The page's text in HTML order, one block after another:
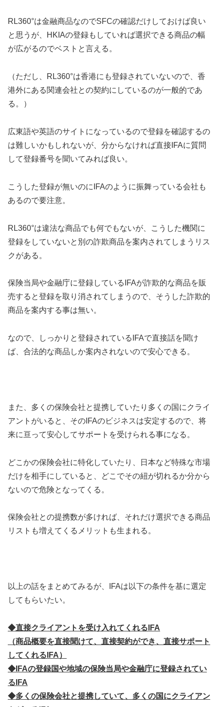
RL360°は金融商品なのでSFCの確認だけしておけば良い
と思うが、HKIAの登録もしていれば選択できる商品の幅
が広がるのでベストと言える。
（ただし、RL360°は香港にも登録されていないので、香
港外にある関連会社との契約にしているのが一般的であ
る。）
広東語や英語のサイトになっているので登録を確認するの
は難しいかもしれないが、分からなければ直接IFAに質問
して登録番号を聞いてみれば良い。
こうした登録が無いのにIFAのように振舞っている会社も
あるので要注意。
RL360°は違法な商品でも何でもないが、こうした機関に
登録をしていないと別の詐欺商品を案内されてしまうリス
クがある。
保険当局や金融庁に登録しているIFAが詐欺的な商品を販
売すると登録を取り消されてしまうので、そうした詐欺的
商品を案内する事は無い。
なので、しっかりと登録されているIFAで直接話を聞け
ば、合法的な商品しか案内されないので安心できる。
また、多くの保険会社と提携していたり多くの国にクライ
アントがいると、そのIFAのビジネスは安定するので、将
来に亘って安心してサポートを受けられる事になる。
どこかの保険会社に特化していたり、日本など特殊な市場
だけを相手にしていると、どこでその紐が切れるか分から
ないので危険となってくる。
保険会社との提携数が多ければ、それだけ選択できる商品
リストも増えてくるメリットも生まれる。
以上の話をまとめてみるが、IFAは以下の条件を基に選定
してもらいたい。
◆直接クライアントを受け入れてくれるIFA
（商品概要を直接聞けて、直接契約ができ、直接サポート
してくれるIFA）
◆IFAの登録国や地域の保険当局や金融庁に登録されてい
るIFA
◆多くの保険会社と提携していて、多くの国にクライアン